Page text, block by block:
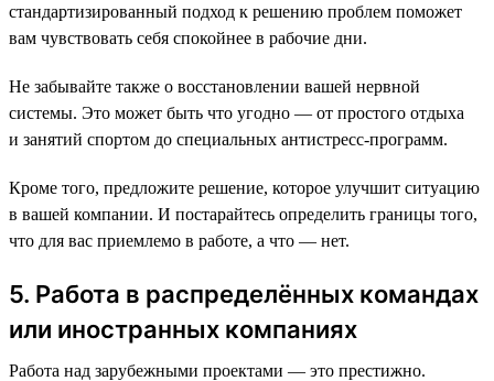
стандартизированный подход к решению проблем поможет
вам чувствовать себя спокойнее в рабочие дни.
Не забывайте также о восстановлении вашей нервной
системы. Это может быть что угодно — от простого отдыха
и занятий спортом до специальных антистресс-программ.
Кроме того, предложите решение, которое улучшит ситуацию
в вашей компании. И постарайтесь определить границы того,
что для вас приемлемо в работе, а что — нет.
5. Работа в распределённых командах
или иностранных компаниях
Работа над зарубежными проектами — это престижно.